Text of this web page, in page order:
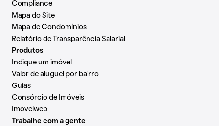
Compliance
Mapa do Site
Mapa de Condomínios
Relatório de Transparência Salarial
Produtos
Indique um imóvel
Valor de aluguel por bairro
Guias
Consórcio de Imóveis
Imovelweb
Trabalhe com a gente